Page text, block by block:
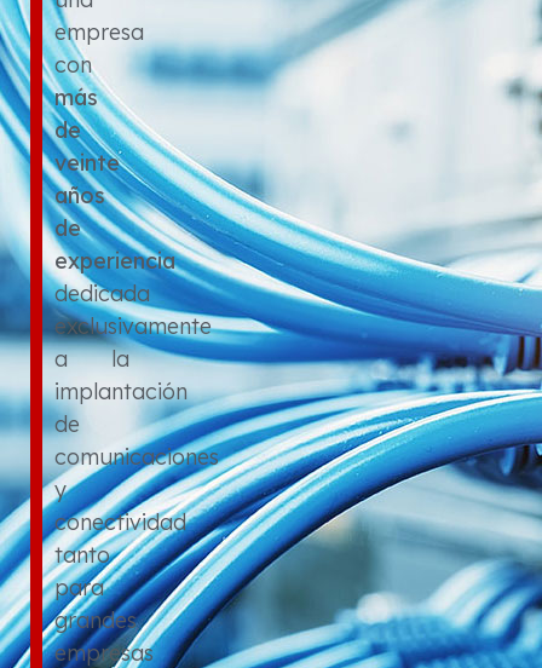
empresa
con
más
de
veinte
años
de
experiencia
dedicada
exclusivamente
a la
implantación
de
comunicaciones
y
conectividad
tanto
para
grandes
empresas